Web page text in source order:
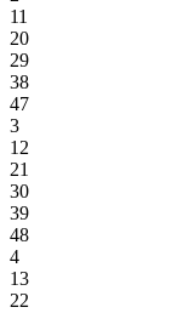
11
20
29
38
47
3
12
21
30
39
48
4
13
22